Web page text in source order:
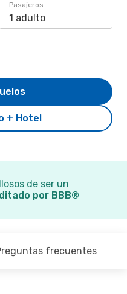
Pasajeros
1 adulto
+ Hotel
de ser un
por BBB®
frecuentes